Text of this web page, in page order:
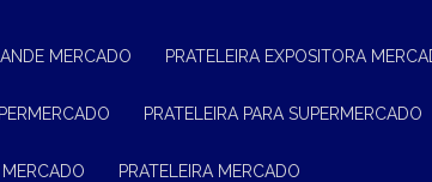
MERCADO PRATELEIRA EXPOSITORA
PRATELEIRA PARA SUPERMERCADO
MERCADO PRATELEIRA MERCADO